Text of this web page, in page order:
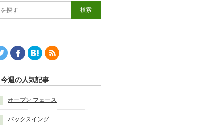
Twitter Facebookはてなブックマーク
今週の人気記事
オープン フェース
バックスイング